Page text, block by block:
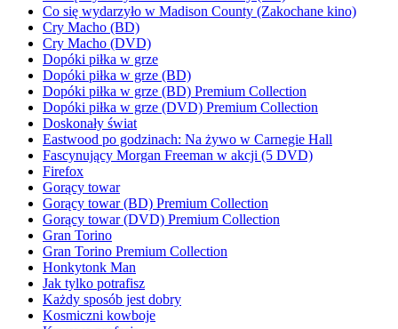
Co się wydarzyło w Madison County (Zakochane kino)
Cry Macho (BD)
Cry Macho (DVD)
Dopóki piłka w grze
Dopóki piłka w grze (BD)
Dopóki piłka w grze (BD) Premium Collection
Dopóki piłka w grze (DVD) Premium Collection
Doskonały świat
Eastwood po godzinach: Na żywo w Carnegie Hall
Fascynujący Morgan Freeman w akcji (5 DVD)
Firefox
Gorący towar
Gorący towar (BD) Premium Collection
Gorący towar (DVD) Premium Collection
Gran Torino
Gran Torino Premium Collection
Honkytonk Man
Jak tylko potrafisz
Każdy sposób jest dobry
Kosmiczni kowboje